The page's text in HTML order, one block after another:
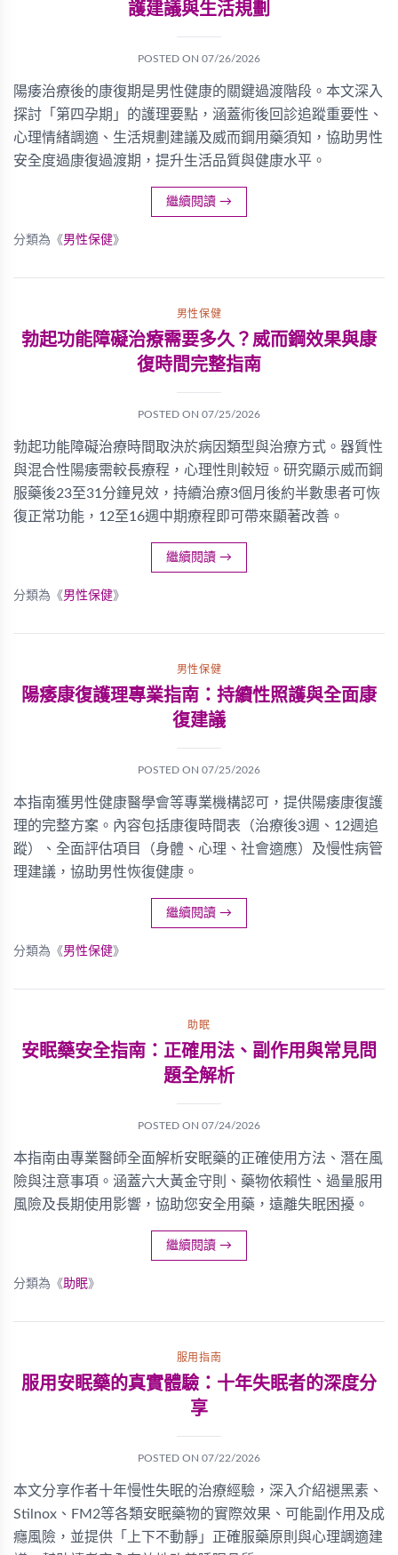
護建議與生活規劃
POSTED ON 07/26/2026
陽痿治療後的康復期是男性健康的關鍵過渡階段。本文深入
探討「第四孕期」的護理要點，涵蓋術後回診追蹤重要性、
心理情緒調適、生活規劃建議及威而鋼用藥須知，協助男性
安全度過康復過渡期，提升生活品質與健康水平。
繼續閱讀 →
分類為《男性保健》
男性保健
勃起功能障礙治療需要多久？威而鋼效果與康
復時間完整指南
POSTED ON 07/25/2026
勃起功能障礙治療時間取決於病因類型與治療方式。器質性
與混合性陽痿需較長療程，心理性則較短。研究顯示威而鋼
服藥後23至31分鐘見效，持續治療3個月後約半數患者可恢
復正常功能，12至16週中期療程即可帶來顯著改善。
繼續閱讀 →
分類為《男性保健》
男性保健
陽痿康復護理專業指南：持續性照護與全面康
復建議
POSTED ON 07/25/2026
本指南獲男性健康醫學會等專業機構認可，提供陽痿康復護
理的完整方案。內容包括康復時間表（治療後3週、12週追
蹤）、全面評估項目（身體、心理、社會適應）及慢性病管
理建議，協助男性恢復健康。
繼續閱讀 →
分類為《男性保健》
助眠
安眠藥安全指南：正確用法、副作用與常見問
題全解析
POSTED ON 07/24/2026
本指南由專業醫師全面解析安眠藥的正確使用方法、潛在風
險與注意事項。涵蓋六大黃金守則、藥物依賴性、過量服用
風險及長期使用影響，協助您安全用藥，遠離失眠困擾。
繼續閱讀 →
分類為《助眠》
服用指南
服用安眠藥的真實體驗：十年失眠者的深度分
享
POSTED ON 07/22/2026
本文分享作者十年慢性失眠的治療經驗，深入介紹褪黑素、
Stilnox、FM2等各類安眠藥物的實際效果、可能副作用及成
癮風險，並提供「上下不動靜」正確服藥原則與心理調適建